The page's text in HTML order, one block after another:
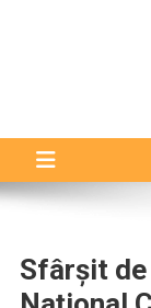
Sfârșit